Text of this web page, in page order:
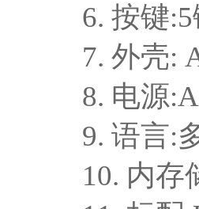
6. 按键
7. 外壳:
8. 电源
9. 语言:
10. 内存